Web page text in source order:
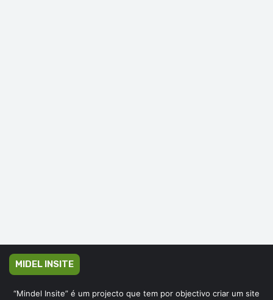
MIDEL INSITE
“Mindel Insite” é um projecto que tem por objectivo criar um site